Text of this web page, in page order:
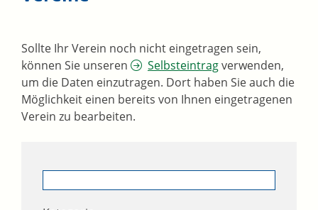
Sollte Ihr Verein noch nicht eingetragen sein,
können Sie unseren
Selbsteintragverwenden,
um die Daten einzutragen. Dort haben Sie auch die
Möglichkeit einen bereits von Ihnen eingetragenen
Verein zu bearbeiten.